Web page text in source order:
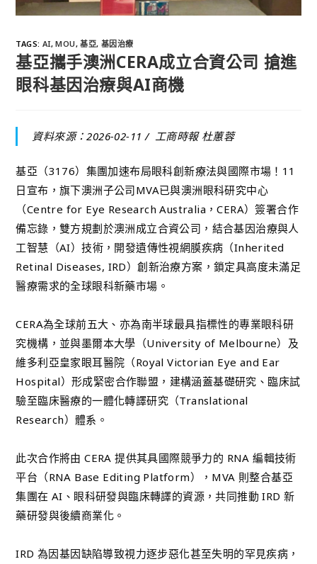
TAGS: AI, MOU, 基亞, 基因治療
基亞攜手澳洲CERA成立合資公司 搶進
眼科基因治療與AI商機
資料來源：2026-02-11 /工商時報 杜蕙蓉
基亞（3176）集團加速布局眼科創新療法與國際市場！11
日宣布，旗下澳洲子公司MVA已與澳洲眼科研究中心
（Centre for Eye Research Australia，CERA）簽署合作
備忘錄，雙方規劃於澳洲成立合資公司，結合基因治療與人
工智慧（AI）技術，開發遺傳性視網膜疾病（Inherited
Retinal Diseases, IRD）創新治療方案，鎖定具高度未滿足
醫療需求的全球眼科新藥市場。
CERA為全球前五大、亦為南半球最具指標性的專業眼科研
究機構，並與墨爾本大學（University of Melbourne）及
維多利亞皇家眼耳醫院（Royal Victorian Eye and Ear
Hospital）形成緊密合作聯盟，建構涵蓋基礎研究、臨床試
驗至臨床醫療的一體化轉譯研究（Translational
Research）體系。
此次合作將由 CERA 提供其具國際競爭力的 RNA 編輯技術
平台（RNA Base Editing Platform），MVA 則整合基亞
集團在 AI、眼科研發與臨床轉譯的資源，共同推動 IRD 新
藥研發與後續商業化。
IRD 為因基因缺陷導致視力逐步惡化甚至失明的罕見疾病，